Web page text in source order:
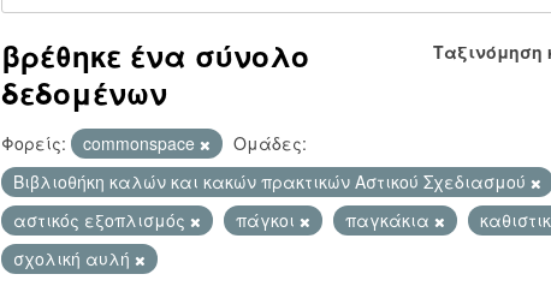
Ταξινόμηση
βρέθηκε ένα σύνολο
δεδομένων
Φορείς: commonspace
Ομάδες:
Βιβλιοθήκη καλών και κακών πρακτικών Αστικού Σχεδιασμού
αστικός εξοπλισμός
πάγκοι παγκάκια
σχολική αυλή